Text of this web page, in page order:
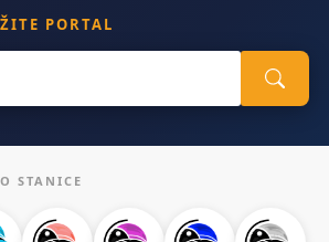
PORTAL
STANICE